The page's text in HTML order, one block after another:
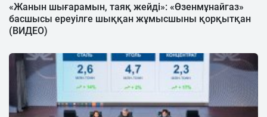
«Жанын шығарамын, таяқ жейді»: «Өзенмұнайгаз»
басшысы ереуілге шыққан жұмысшыны қорқытқан
(ВИДЕО)